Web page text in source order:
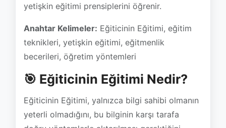
becerileri, öğretim yöntemleri
🎯 Eğiticinin Eğitimi Nedir?
Eğiticinin Eğitimi, yalnızca bilgi sahibi olmanın
doğru yöntemlerle aktarılması gerektiğini
eğitimlerde, üniversitelerde, özel kurslarda
veya kamu kuruluşlarında görev alacak